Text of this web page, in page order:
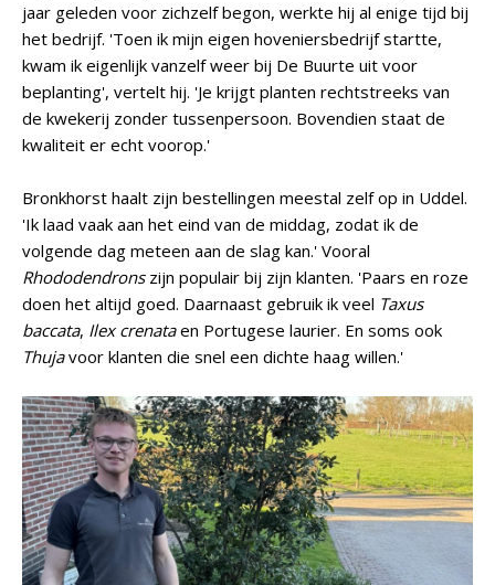
jaar geleden voor zichzelf begon, werkte hij al enige tijd bij
het bedrijf. 'Toen ik mijn eigen hoveniersbedrijf startte,
kwam ik eigenlijk vanzelf weer bij De Buurte uit voor
beplanting', vertelt hij. 'Je krijgt planten rechtstreeks van
de kwekerij zonder tussenpersoon. Bovendien staat de
kwaliteit er echt voorop.'
Bronkhorst haalt zijn bestellingen meestal zelf op in Uddel.
'Ik laad vaak aan het eind van de middag, zodat ik de
volgende dag meteen aan de slag kan.' Vooral
Rhododendronszijn populair bij zijn klanten. 'Paars en roze
doen het altijd goed. Daarnaast gebruik ik veel Taxus
baccata, Ilex crenataen Portugese laurier. En soms ook
Thujavoor klanten die snel een dichte haag willen.'